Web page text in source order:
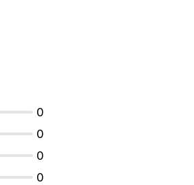
0
0
0
0